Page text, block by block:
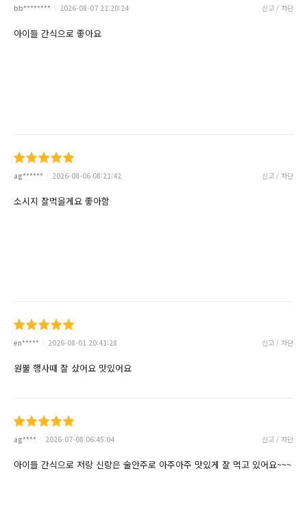
bb******** 2026-08-07 22:20:24 신고 / 차단
아이들 간식으로 좋아요
ag****** 2026-08-06 08:21:42 신고 / 차단
소시지 잘먹을게요 좋아함
en***** 2026-08-01 20:41:28 신고 / 차단
원뿔 행사때 잘 샀어요 맛있어요
ag**** 2026-07-08 06:45:04 신고 / 차단
아이들 간식으로 저랑 신랑은 술안주로 아주아주 맛있게 잘 먹고 있어요~~~